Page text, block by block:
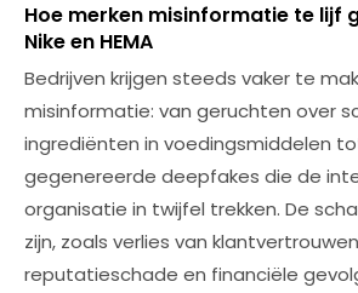
Hoe merken misinformatie te lijf
Nike en HEMA
Bedrijven krijgen steeds vaker te
misinformatie: van geruchten over
ingrediënten in voedingsmiddelen
gegenereerde deepfakes die de
organisatie in twijfel trekken. De
zijn, zoals verlies van
reputatieschade en financiële